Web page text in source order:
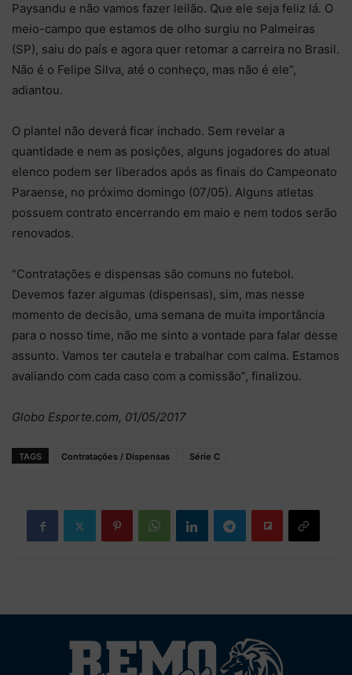
Paysandu e não vamos fazer leilão. Que ele seja feliz lá. O
meio-campo que estamos de olho surgiu no Palmeiras
(SP), saiu do país e agora quer retomar a carreira no Brasil.
Não é o Felipe Silva, até o conheço, mas não é ele”,
adiantou.
O plantel não deverá ficar inchado. Sem revelar a
quantidade e nem as posições, alguns jogadores do atual
elenco podem ser liberados após as finais do Campeonato
Paraense, no próximo domingo (07/05). Alguns atletas
possuem contrato encerrando em maio e nem todos serão
renovados.
“Contratações e dispensas são comuns no futebol.
Devemos fazer algumas (dispensas), sim, mas nesse
momento de decisão, uma semana de muita importância
para o nosso time, não me sinto a vontade para falar desse
assunto. Vamos ter cautela e trabalhar com calma. Estamos
avaliando com cada caso com a comissão”, finalizou.
Globo Esporte.com, 01/05/2017
TAGS Contratações / Dispensas Série C